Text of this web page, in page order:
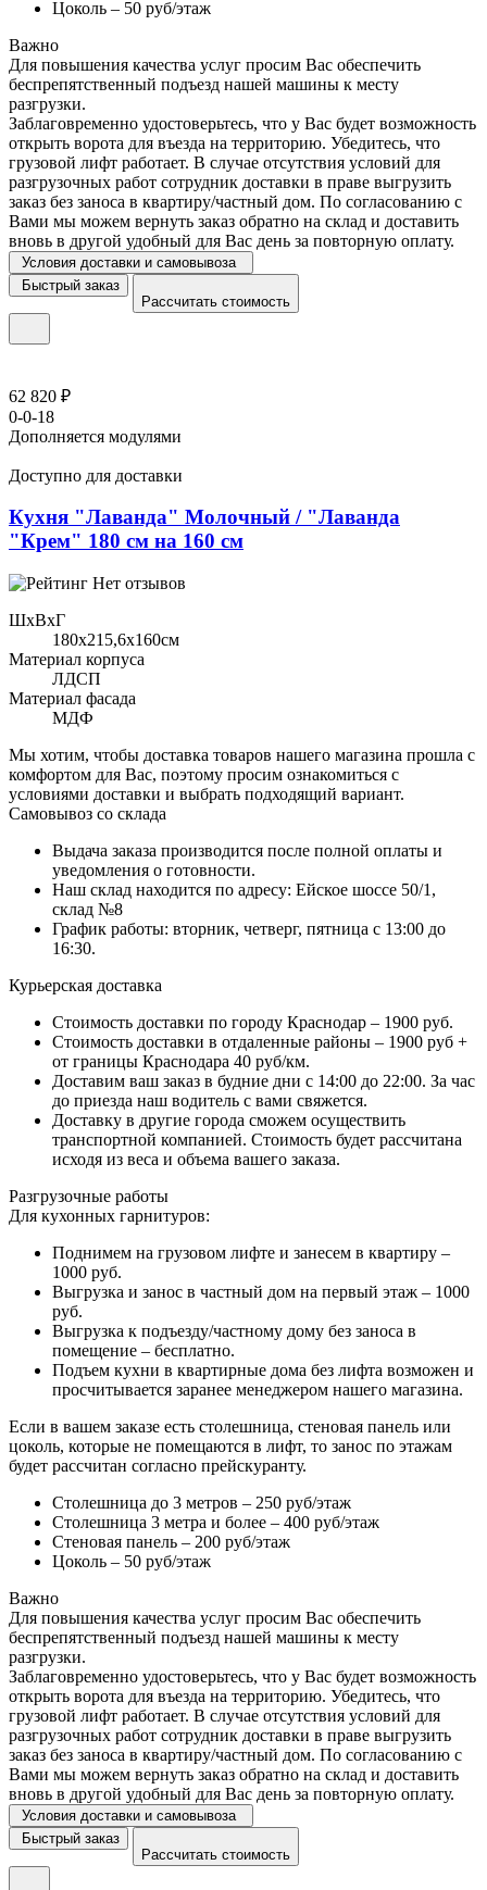
Цоколь – 50 руб/этаж
Важно
Для повышения качества услуг просим Вас обеспечить
беспрепятственный подъезд нашей машины к месту
разгрузки.
Заблаговременно удостоверьтесь, что у Вас будет возможность
открыть ворота для въезда на территорию. Убедитесь, что
грузовой лифт работает. В случае отсутствия условий для
разгрузочных работ сотрудник доставки в праве выгрузить
заказ без заноса в квартиру/частный дом. По согласованию с
Вами мы можем вернуть заказ обратно на склад и доставить
вновь в другой удобный для Вас день за повторную оплату.
Условия доставки и самовывоза
Быстрый заказ
Рассчитать стоимость
62 820 ₽
0-0-18
Дополняется модулями
Доступно для доставки
Кухня "Лаванда" Молочный / "Лаванда
"Крем" 180 см на 160 см
Нет отзывов
ШхВхГ
180x215,6х160см
Материал корпуса
ЛДСП
Материал фасада
МДФ
Мы хотим, чтобы доставка товаров нашего магазина прошла с
комфортом для Вас, поэтому просим ознакомиться с
условиями доставки и выбрать подходящий вариант.
Самовывоз со склада
Выдача заказа производится после полной оплаты и
уведомления о готовности.
Наш склад находится по адресу: Ейское шоссе 50/1,
склад №8
График работы: вторник, четверг, пятница с 13:00 до
16:30.
Курьерская доставка
Стоимость доставки по городу Краснодар – 1900 руб.
Стоимость доставки в отдаленные районы – 1900 руб +
от границы Краснодара 40 руб/км.
Доставим ваш заказ в будние дни с 14:00 до 22:00. За час
до приезда наш водитель с вами свяжется.
Доставку в другие города сможем осуществить
транспортной компанией. Стоимость будет рассчитана
исходя из веса и объема вашего заказа.
Разгрузочные работы
Для кухонных гарнитуров:
Поднимем на грузовом лифте и занесем в квартиру –
1000 руб.
Выгрузка и занос в частный дом на первый этаж – 1000
руб.
Выгрузка к подъезду/частному дому без заноса в
помещение – бесплатно.
Подъем кухни в квартирные дома без лифта возможен и
просчитывается заранее менеджером нашего магазина.
Если в вашем заказе есть столешница, стеновая панель или
цоколь, которые не помещаются в лифт, то занос по этажам
будет рассчитан согласно прейскуранту.
Столешница до 3 метров – 250 руб/этаж
Столешница 3 метра и более – 400 руб/этаж
Стеновая панель – 200 руб/этаж
Цоколь – 50 руб/этаж
Важно
Для повышения качества услуг просим Вас обеспечить
беспрепятственный подъезд нашей машины к месту
разгрузки.
Заблаговременно удостоверьтесь, что у Вас будет возможность
открыть ворота для въезда на территорию. Убедитесь, что
грузовой лифт работает. В случае отсутствия условий для
разгрузочных работ сотрудник доставки в праве выгрузить
заказ без заноса в квартиру/частный дом. По согласованию с
Вами мы можем вернуть заказ обратно на склад и доставить
вновь в другой удобный для Вас день за повторную оплату.
Условия доставки и самовывоза
Быстрый заказ
Рассчитать стоимость